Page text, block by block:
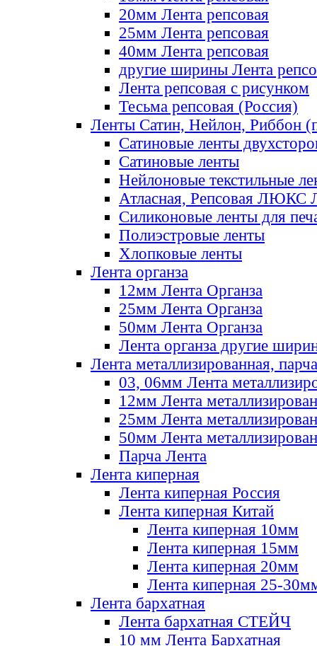
20мм Лента репсовая
25мм Лента репсовая
40мм Лента репсовая
другие ширины Лента
Лента репсовая с рисунком
Тесьма репсовая (Россия)
Ленты Сатин, Нейлон, Риббон
Сатиновые ленты
Сатиновые ленты
Нейлоновые текстильные
Атласная, Репсовая ЛЮКС
Силиконовые ленты для
Полиэстровые ленты
Хлопковые ленты
Лента органза
12мм Лента Органза
25мм Лента Органза
50мм Лента Органза
Лента органза другие
Лента металлизированная, парча
03, 06мм Лента
12мм Лента
25мм Лента
50мм Лента
Парча Лента
Лента киперная
Лента киперная Россия
Лента киперная Китай
Лента киперная 10мм
Лента киперная 15мм
Лента киперная 20мм
Лента киперная 25-
Лента бархатная
Лента бархатная СТЕЙЧ
10 мм Лента Бархатная